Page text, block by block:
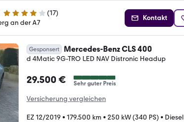
4 Sterne (17)
an der A7
Kontakt
Gesponsert Mercedes-Benz CLS 400
d 4Matic 9G-TRO LED NAV Distronic Headup
29.500 € Sehr guter Preis
Versicherung vergleichen
EZ 12/2019 • 179.500 km • 250 kW (340 PS) • Diesel